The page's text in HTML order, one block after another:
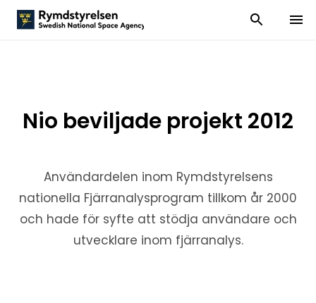
Visa och dölj
Visa
Nio beviljade projekt 2012
Användardelen inom Rymdstyrelsens
nationella Fjärranalysprogram tillkom år 2000
och hade för syfte att stödja användare och
utvecklare inom fjärranalys.